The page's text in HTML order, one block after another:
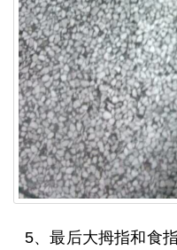
5、最后大拇指和食